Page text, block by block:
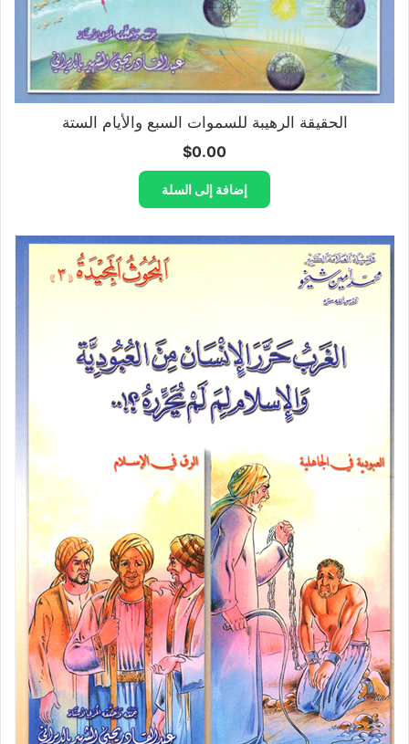
الحقيقة الرهيبة للسموات السبع والأيام الستة
$0.00
إضافة إلى السلة